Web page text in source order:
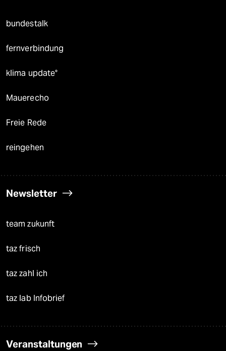
bundestalk
fernverbindung
klima update°
Mauerecho
Freie Rede
reingehen
Newsletter
team zukunft
taz frisch
taz zahl ich
taz lab Infobrief
Veranstaltungen